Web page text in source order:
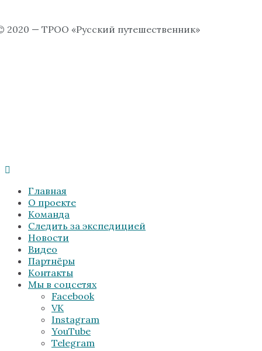
2020 — ТРОО «Русский путешественник»
Главная
О проекте
Команда
Следить за экспедицией
Новости
Видео
Партнёры
Контакты
Мы в соцсетях
Facebook
VK
Instagram
YouTube
Telegram